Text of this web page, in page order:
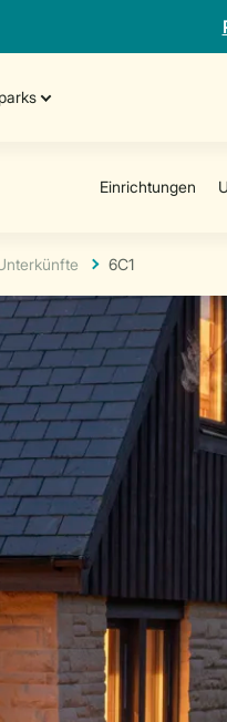
6C1